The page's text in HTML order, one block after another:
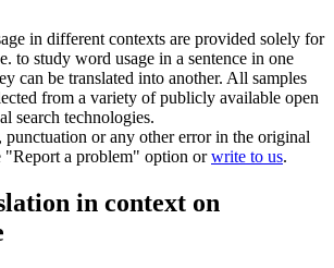
in different contexts are provided solely for
to study word usage in a sentence in one
can be translated into another. All samples
from a variety of publicly available open
search technologies.
or any other error in the original
"Report a problem" option orwrite to us.
in context on